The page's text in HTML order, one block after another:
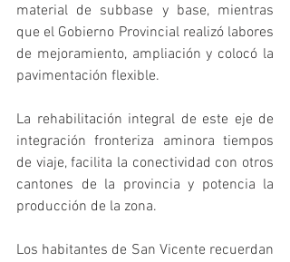
material de subbase y base, mientras
que el Gobierno Provincial realizó labores
de mejoramiento, ampliación y colocó la
pavimentación flexible.
La rehabilitación integral de este eje de
integración fronteriza aminora tiempos
de viaje, facilita la conectividad con otros
cantones de la provincia y potencia la
producción de la zona.
Los habitantes de San Vicente recuerdan